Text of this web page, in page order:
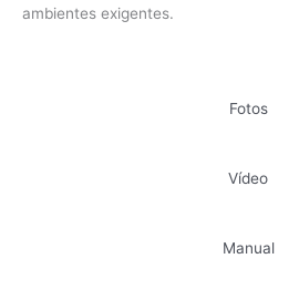
Fotos
Vídeo
Manual
ambientes exigentes.